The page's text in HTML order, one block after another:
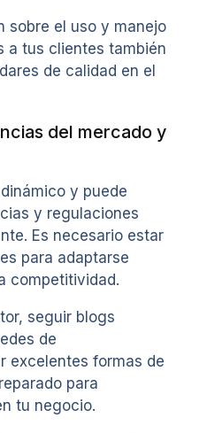
sobre el uso y manejo
a tus clientes también
de calidad en el
del mercado y
y puede
y regulaciones
Es necesario estar
para adaptarse
competitividad.
seguir blogs
de
excelentes formas de
para
tu negocio.